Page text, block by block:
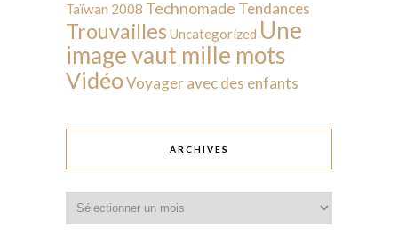
Taïwan 2008 Technomade Tendances
Trouvailles Uncategorized Une
image vaut mille mots
VidéoVoyager avec des enfants
ARCHIVES